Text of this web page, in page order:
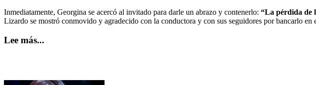
Inmediatamente, Georgina se acercó al invitado para darle un abrazo y contenerlo: “La pérdida de
Lizardo se mostró conmovido y agradecido con la conductora y con sus seguidores por bancarlo en
Lee más...